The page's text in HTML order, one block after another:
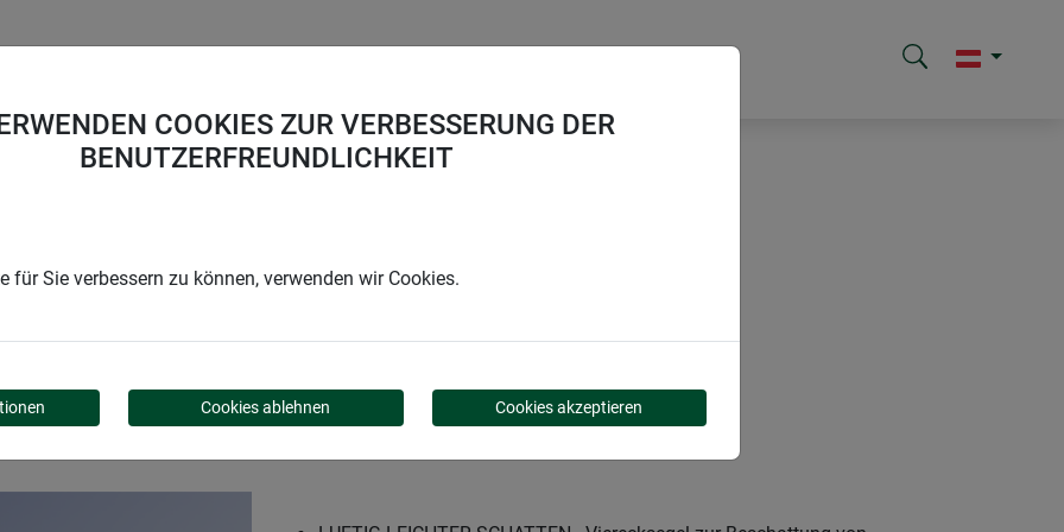
COOKIES ZUR VERBESSERUNG DER
BENUTZERFREUNDLICHKEIT
für Sie verbessern zu können, verwenden wir Cookies.
Cookies ablehnen Cookies akzeptieren